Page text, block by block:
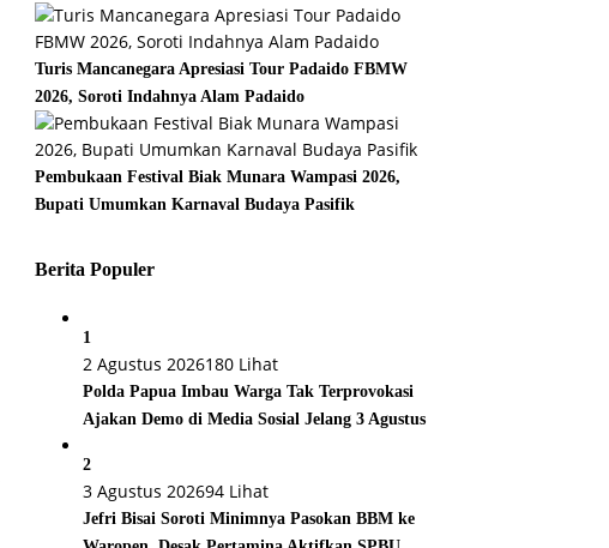
Turis Mancanegara Apresiasi Tour Padaido FBMW
2026, Soroti Indahnya Alam Padaido
Pembukaan Festival Biak Munara Wampasi 2026,
Bupati Umumkan Karnaval Budaya Pasifik
Berita Populer
1
2 Agustus 2026180 Lihat
Polda Papua Imbau Warga Tak Terprovokasi
Ajakan Demo di Media Sosial Jelang 3 Agustus
2
3 Agustus 202694 Lihat
Jefri Bisai Soroti Minimnya Pasokan BBM ke